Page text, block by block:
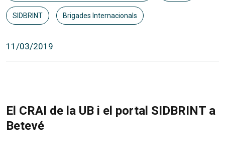
SIDBRINT Brigades Internacionals
11/03/2019
El CRAI de la UB i el portal SIDBRINT a
Betevé